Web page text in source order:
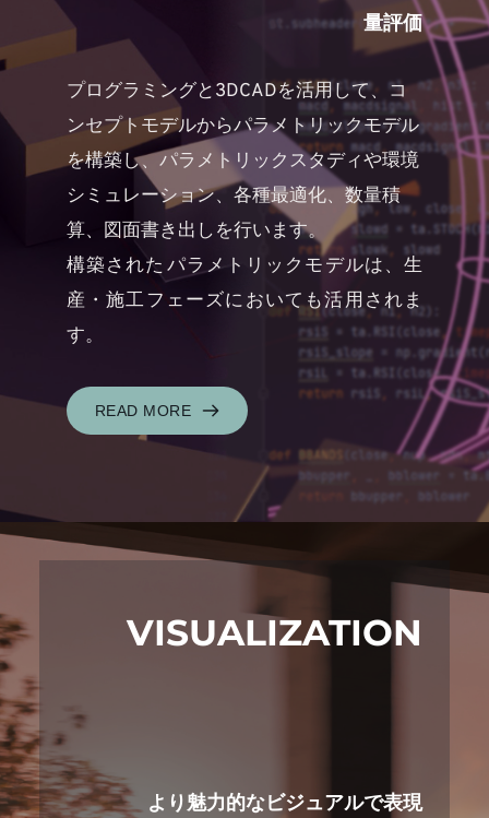
量評価
プログラミングと3DCADを活用して、コ
ンセプトモデルからパラメトリックモデル
を構築し、パラメトリックスタディや環境
シミュレーション、各種最適化、数量積
算、図面書き出しを行います。
構築された​パラメトリックモデルは、生
産・施工フェーズにおいても活用されま
す。
READ MORE
VISUALIZATION
より魅力的なビジュアルで表現